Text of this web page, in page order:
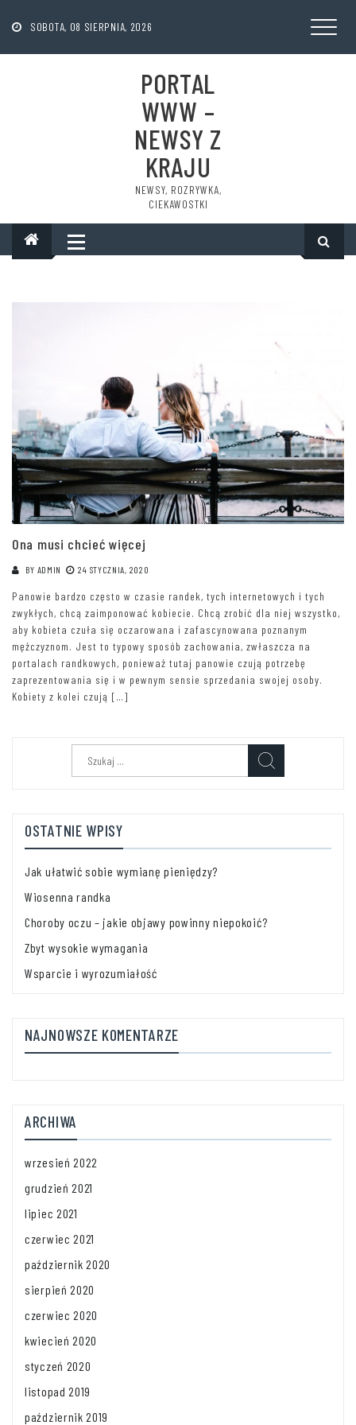
contentSOBOTA, 08 SIERPNIA, 2026
PORTAL
WWW –
NEWSY Z
KRAJU
NEWSY, ROZRYWKA,
CIEKAWOSTKI
Ona musi chcieć więcej
BY ADMIN 24 STYCZNIA, 2020
Panowie bardzo często w czasie randek, tych internetowych i tych
zwykłych, chcą zaimponować kobiecie. Chcą zrobić dla niej wszystko,
aby kobieta czuła się oczarowana i zafascynowana poznanym
mężczyznom. Jest to typowy sposób zachowania, zwłaszcza na
portalach randkowych, ponieważ tutaj panowie czują potrzebę
zaprezentowania się i w pewnym sensie sprzedania swojej osoby.
Kobiety z kolei czują […]
OSTATNIE WPISY
Jak ułatwić sobie wymianę pieniędzy?
Wiosenna randka
Choroby oczu – jakie objawy powinny niepokoić?
Zbyt wysokie wymagania
Wsparcie i wyrozumiałość
NAJNOWSZE KOMENTARZE
ARCHIWA
wrzesień 2022
grudzień 2021
lipiec 2021
czerwiec 2021
październik 2020
sierpień 2020
czerwiec 2020
kwiecień 2020
styczeń 2020
listopad 2019
październik 2019